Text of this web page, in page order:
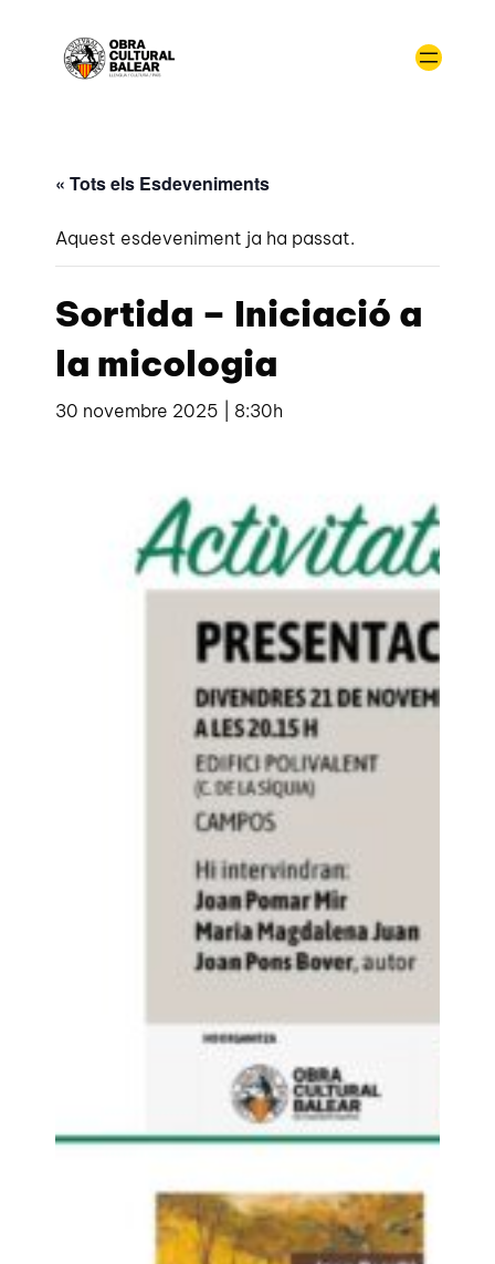
« Tots els Esdeveniments
Aquest esdeveniment ja ha passat.
Sortida – Iniciació a
la micologia
30 novembre 2025 | 8:30h